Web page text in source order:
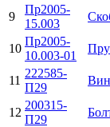
9
Пр2005-
15.003
10
Пр2005-
10.003-01
11
222585-
П29
12
200315-
П29